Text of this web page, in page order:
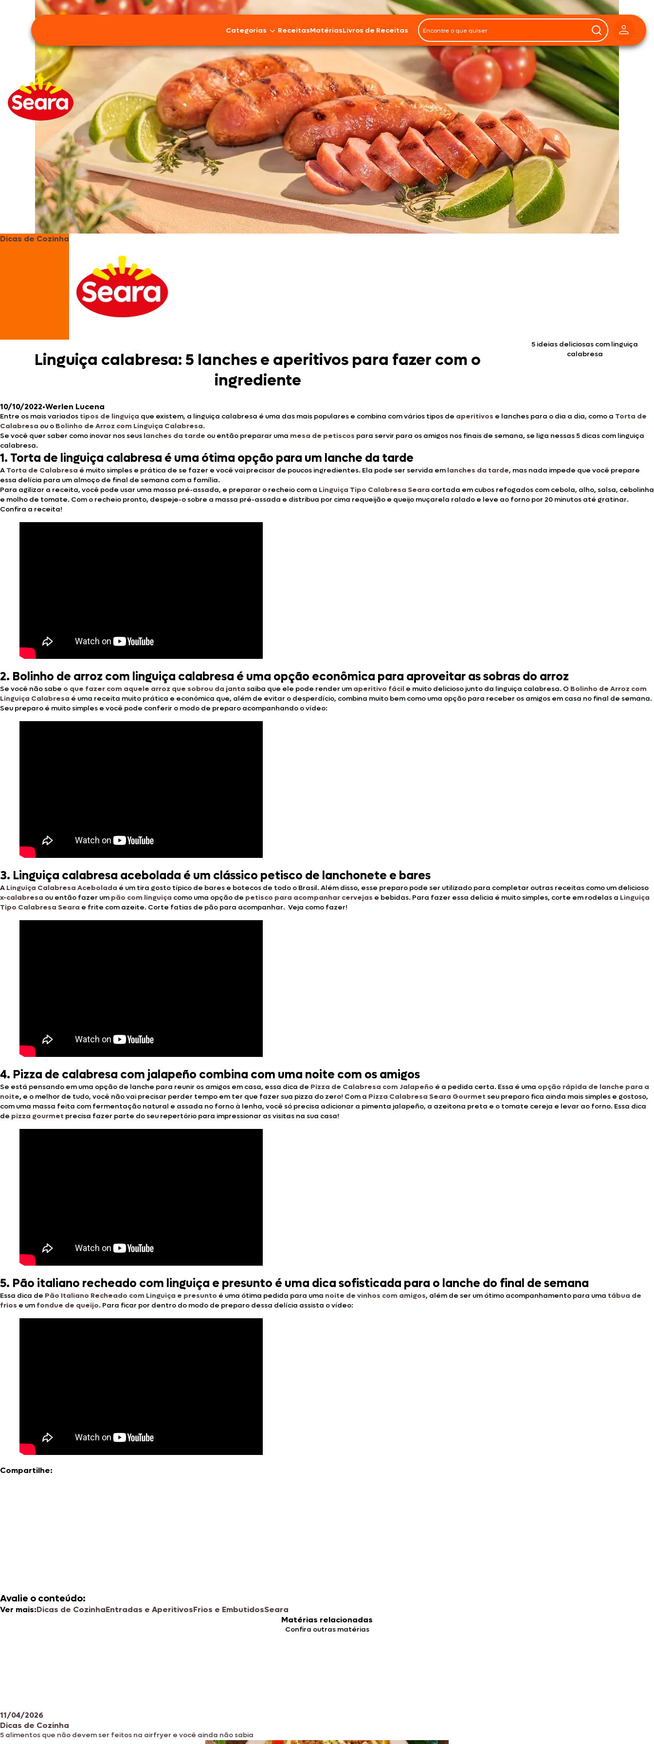
Categorias
Bovinos
Cordeiro
Carnes Suínas
Aves
Frios e Embutidos
Peixes e Frutos do Mar
100% Vegetal
Doces, Bolos e Sobremesas
ReceitasMatériasLivros de Receitas
Dicas de Cozinha
Linguiça calabresa: 5 lanches e aperitivos para fazer com o
ingrediente
5 ideias deliciosas com linguiça
calabresa
10/10/2022•Werlen Lucena
Entre os mais variados tipos de linguiça que existem, a linguiça calabresa é uma das mais populares e combina com vários tipos de aperitivos e lanches para o dia a dia, como a Torta de
Calabresa ou o Bolinho de Arroz com Linguiça Calabresa.
Se você quer saber como inovar nos seus lanches da tarde ou então preparar uma mesa de petiscos para servir para os amigos nos finais de semana, se liga nessas 5 dicas com linguiça
calabresa.
1. Torta de linguiça calabresa é uma ótima opção para um lanche da tarde
A Torta de Calabresa é muito simples e prática de se fazer e você vai precisar de poucos ingredientes. Ela pode ser servida em lanches da tarde, mas nada impede que você prepare
essa delícia para um almoço de final de semana com a família.
Para agilizar a receita, você pode usar uma massa pré-assada, e preparar o recheio com a Linguiça Tipo Calabresa Seara cortada em cubos refogados com cebola, alho, salsa, cebolinha
e molho de tomate. Com o recheio pronto, despeje-o sobre a massa pré-assada e distribua por cima requeijão e queijo muçarela ralado e leve ao forno por 20 minutos até gratinar.
Confira a receita!
2. Bolinho de arroz com linguiça calabresa é uma opção econômica para aproveitar as sobras do arroz
Se você não sabe o que fazer com aquele arroz que sobrou da janta saiba que ele pode render um aperitivo fácil e muito delicioso junto da linguiça calabresa. O Bolinho de Arroz com
Linguiça Calabresa é uma receita muito prática e econômica que, além de evitar o desperdício, combina muito bem como uma opção para receber os amigos em casa no final de semana.
Seu preparo é muito simples e você pode conferir o modo de preparo acompanhando o vídeo:
3. Linguiça calabresa acebolada é um clássico petisco de lanchonete e bares
A Linguiça Calabresa Acebolada é um tira gosto típico de bares e botecos de todo o Brasil. Além disso, esse preparo pode ser utilizado para completar outras receitas como um delicioso
x-calabresa ou então fazer um pão com linguiça como uma opção de petisco para acompanhar cervejas e bebidas. Para fazer essa delicia é muito simples, corte em rodelas a Linguiça
Tipo Calabresa Seara e frite com azeite. Corte fatias de pão para acompanhar. Veja como fazer!
4. Pizza de calabresa com jalapeño combina com uma noite com os amigos
Se está pensando em uma opção de lanche para reunir os amigos em casa, essa dica de Pizza de Calabresa com Jalapeño é a pedida certa. Essa é uma opção rápida de lanche para a
noite, e o melhor de tudo, você não vai precisar perder tempo em ter que fazer sua pizza do zero! Com a Pizza Calabresa Seara Gourmet seu preparo fica ainda mais simples e gostoso,
com uma massa feita com fermentação natural e assada no forno à lenha, você só precisa adicionar a pimenta jalapeño, a azeitona preta e o tomate cereja e levar ao forno. Essa dica
de pizza gourmet precisa fazer parte do seu repertório para impressionar as visitas na sua casa!
5. Pão italiano recheado com linguiça e presunto é uma dica sofisticada para o lanche do final de semana
Essa dica de Pão Italiano Recheado com Linguiça e presunto é uma ótima pedida para uma noite de vinhos com amigos, além de ser um ótimo acompanhamento para uma tábua de
frios e um fondue de queijo. Para ficar por dentro do modo de preparo dessa delícia assista o vídeo:
Compartilhe:
Avalie o conteúdo:
Ver mais:Dicas de CozinhaEntradas e AperitivosFrios e EmbutidosSeara
Matérias relacionadas
Confira outras matérias
11/04/2026
Dicas de Cozinha
5 alimentos que não devem ser feitos na airfryer e você ainda não sabia